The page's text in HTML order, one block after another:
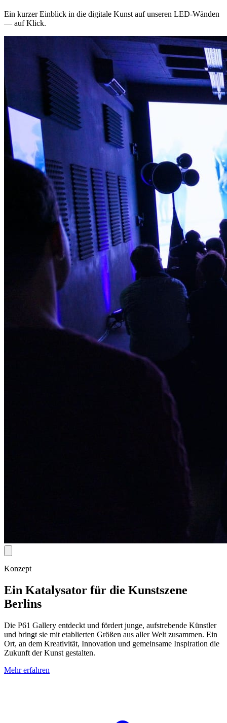
Ein kurzer Einblick in die digitale Kunst auf unseren LED-Wänden
— auf Klick.
Konzept
Ein Katalysator für die Kunstszene
Berlins
Die P61 Gallery entdeckt und fördert junge, aufstrebende Künstler
und bringt sie mit etablierten Größen aus aller Welt zusammen. Ein
Ort, an dem Kreativität, Innovation und gemeinsame Inspiration die
Zukunft der Kunst gestalten.
Mehr erfahren